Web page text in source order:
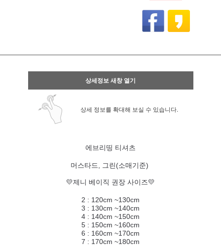
상세정보 새창 열기
상세 정보를 확대해 보실 수 있습니다.
에브리띵 티셔츠
머스타드, 그린(소매기준)
💛제니 베이직 권장 사이즈💛
2 : 120cm ~130cm
3 : 130cm ~140cm
4 : 140cm ~150cm
5 : 150cm ~160cm
6 : 160cm ~170cm
7 : 170cm ~180cm